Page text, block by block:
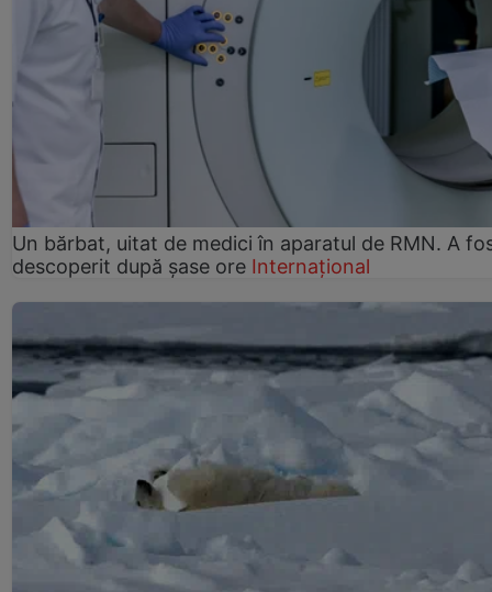
Un bărbat, uitat de medici în aparatul de RMN. A
descoperit după șase ore Internațional